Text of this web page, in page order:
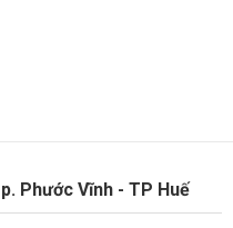
Phước Vĩnh - TP Huế